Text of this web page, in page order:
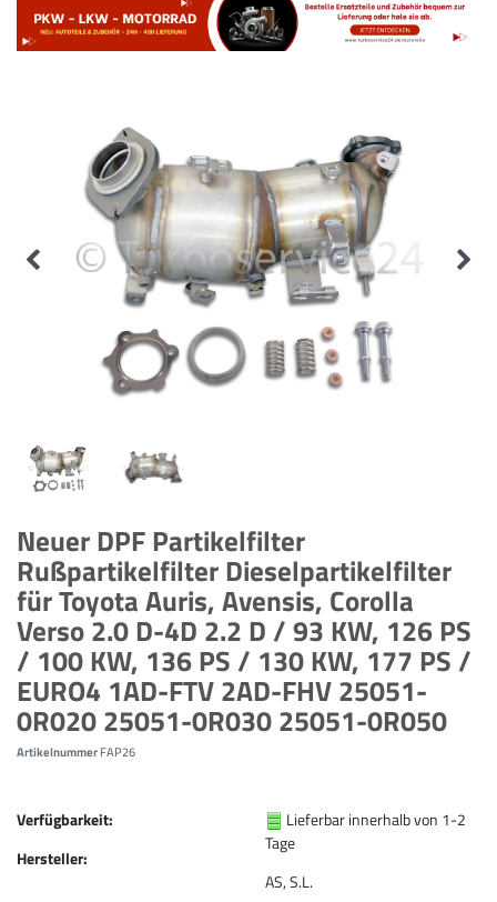
Neuer DPF Partikelfilter
Rußpartikelfilter Dieselpartikelfilter
für Toyota Auris, Avensis, Corolla
Verso 2.0 D-4D 2.2 D / 93 KW, 126 PS
/ 100 KW, 136 PS / 130 KW, 177 PS /
EURO4 1AD-FTV 2AD-FHV 25051-
0R020 25051-0R030 25051-0R050
ArtikelnummerFAP26
Verfügbarkeit:
Hersteller:
Lieferbar innerhalb von 1-2
Tage
AS, S.L.